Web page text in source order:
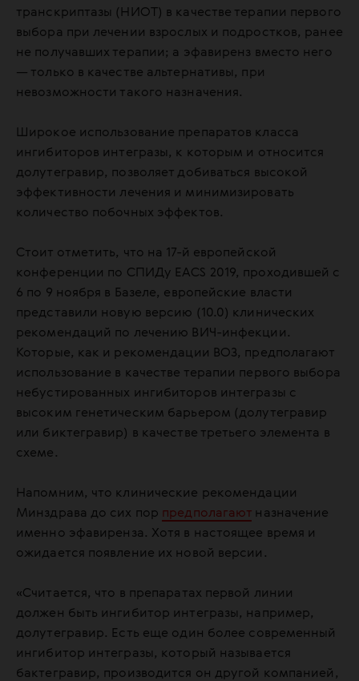
транскриптазы (НИОТ) в качестве терапии первого
выбора при лечении взрослых и подростков, ранее
не получавших терапии; а эфавиренз вместо него
— только в качестве альтернативы, при
невозможности такого назначения.
Широкое использование препаратов класса
ингибиторов интегразы, к которым и относится
долутегравир, позволяет добиваться высокой
эффективности лечения и минимизировать
количество побочных эффектов.
Стоит отметить, что на 17-й европейской
конференции по СПИДу EACS 2019, проходившей с
6 по 9 ноября в Базеле, европейские власти
представили новую версию (10.0) клинических
рекомендаций по лечению ВИЧ-инфекции.
Которые, как и рекомендации ВОЗ, предполагают
использование в качестве терапии первого выбора
небустированных ингибиторов интегразы с
высоким генетическим барьером (долутегравир
или биктегравир) в качестве третьего элемента в
схеме.
Напомним, что клинические рекомендации
Минздрава до сих пор предполагают назначение
именно эфавиренза. Хотя в настоящее время и
ожидается появление их новой версии.
«Считается, что в препаратах первой линии
должен быть ингибитор интегразы, например,
долутегравир. Есть еще один более современный
ингибитор интегразы, который называется
бактегравир, производится он другой компанией,